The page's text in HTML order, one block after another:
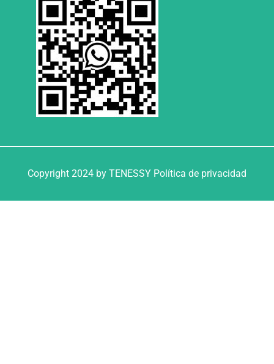
Copyright 2024 by TENESSY Política de privacidad